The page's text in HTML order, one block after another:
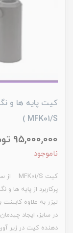
MFK01/S )
95,000,000 تومان
ناموجود
در سایز، ایجاد